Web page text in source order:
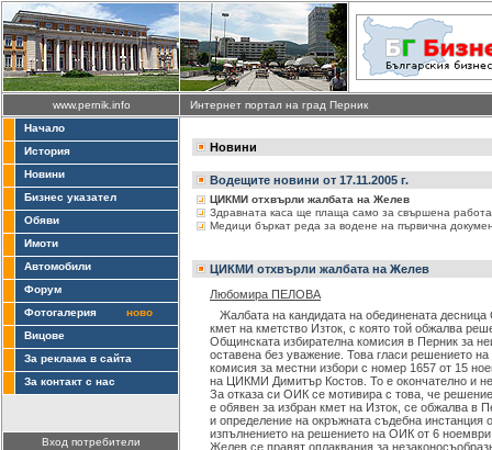
www.pernik.info
Интернет портал на град Перник
Начало
История
Новини
Бизнес указател
Обяви
Имоти
Автомобили
Форум
Фотогалерия
ново
Вицове
За реклама в сайта
За контакт с нас
Вход потребители
Новини
Водещите новини от 17.11.2005 г.
ЦИКМИ отхвърли жалбата на Желев
Здравната каса ще плаща само за свършена работа
Медици бъркат реда за водене на първична
ЦИКМИ отхвърли жалбата на Желев
Любомира ПЕЛОВА
Жалбата на кандидата на обединената
кмет на кметство Изток, с която той обжалва
Общинската избирателна комисия в Перник за
оставена без уважение. Това гласи решението
комисия за местни избори с номер 1657 от 15
на ЦИКМИ Димитър Костов. То е окончателно и
За отказа си ОИК се мотивира с това, че
е обявен за избран кмет на Изток, се обжалва в
и определение на окръжната съдебна инстанция
изпълнението на решението на ОИК от 6
Желев се правят оплаквания за